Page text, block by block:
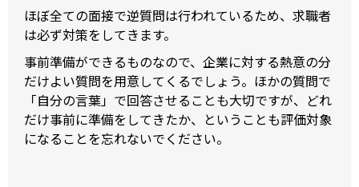
ほぼ全ての面接で逆質問は行われているため、求職者
は必ず対策をしてきます。
事前準備ができるものなので、企業に対する熱意の分
だけよい質問を用意してくるでしょう。ほかの質問で
「自分の言葉」で回答させることも大切ですが、どれ
だけ事前に準備をしてきたか、ということも評価対象
になることを忘れないでください。